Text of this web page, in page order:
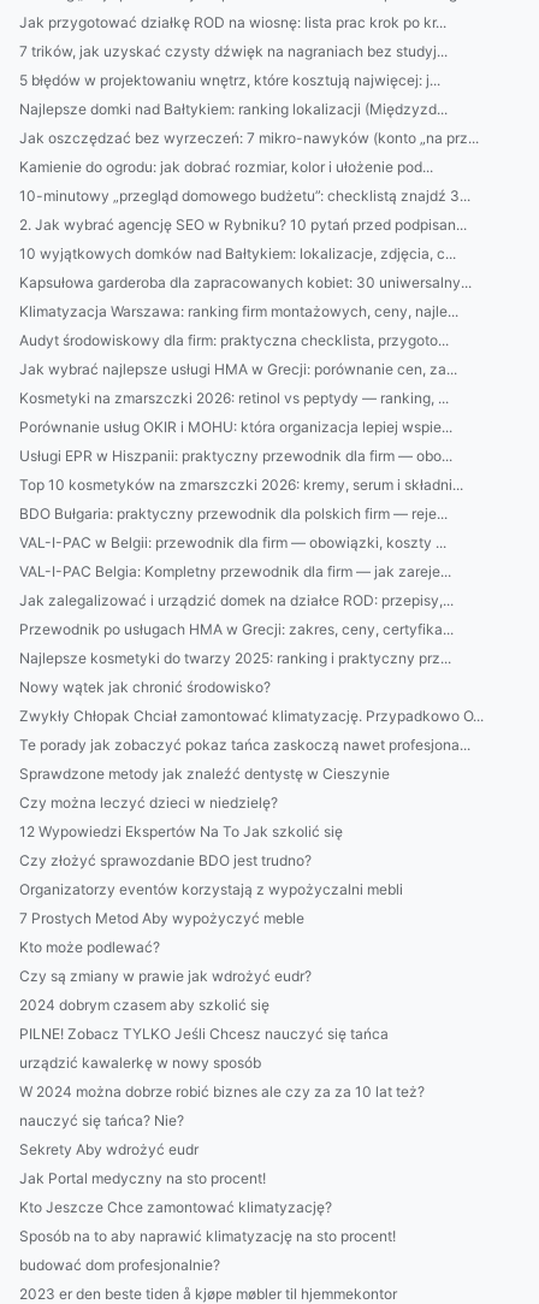
Jak przygotować działkę ROD na wiosnę: lista prac krok po kr...
7 trików, jak uzyskać czysty dźwięk na nagraniach bez studyj...
5 błędów w projektowaniu wnętrz, które kosztują najwięcej: j...
Najlepsze domki nad Bałtykiem: ranking lokalizacji (Międzyzd...
Jak oszczędzać bez wyrzeczeń: 7 mikro-nawyków (konto „na prz...
Kamienie do ogrodu: jak dobrać rozmiar, kolor i ułożenie pod...
10-minutowy „przegląd domowego budżetu”: checklistą znajdź 3...
2. Jak wybrać agencję SEO w Rybniku? 10 pytań przed podpisan...
10 wyjątkowych domków nad Bałtykiem: lokalizacje, zdjęcia, c...
Kapsułowa garderoba dla zapracowanych kobiet: 30 uniwersalny...
Klimatyzacja Warszawa: ranking firm montażowych, ceny, najle...
Audyt środowiskowy dla firm: praktyczna checklista, przygoto...
Jak wybrać najlepsze usługi HMA w Grecji: porównanie cen, za...
Kosmetyki na zmarszczki 2026: retinol vs peptydy — ranking, ...
Porównanie usług OKIR i MOHU: która organizacja lepiej wspie...
Usługi EPR w Hiszpanii: praktyczny przewodnik dla firm — obo...
Top 10 kosmetyków na zmarszczki 2026: kremy, serum i składni...
BDO Bułgaria: praktyczny przewodnik dla polskich firm — reje...
VAL-I-PAC w Belgii: przewodnik dla firm — obowiązki, koszty ...
VAL-I-PAC Belgia: Kompletny przewodnik dla firm — jak zareje...
Jak zalegalizować i urządzić domek na działce ROD: przepisy,...
Przewodnik po usługach HMA w Grecji: zakres, ceny, certyfika...
Najlepsze kosmetyki do twarzy 2025: ranking i praktyczny prz...
Nowy wątek jak chronić środowisko?
Zwykły Chłopak Chciał zamontować klimatyzację. Przypadkowo O...
Te porady jak zobaczyć pokaz tańca zaskoczą nawet profesjona...
Sprawdzone metody jak znaleźć dentystę w Cieszynie
Czy można leczyć dzieci w niedzielę?
12 Wypowiedzi Ekspertów Na To Jak szkolić się
Czy złożyć sprawozdanie BDO jest trudno?
Organizatorzy eventów korzystają z wypożyczalni mebli
7 Prostych Metod Aby wypożyczyć meble
Kto może podlewać?
Czy są zmiany w prawie jak wdrożyć eudr?
2024 dobrym czasem aby szkolić się
PILNE! Zobacz TYLKO Jeśli Chcesz nauczyć się tańca
urządzić kawalerkę w nowy sposób
W 2024 można dobrze robić biznes ale czy za za 10 lat też?
nauczyć się tańca? Nie?
Sekrety Aby wdrożyć eudr
Jak Portal medyczny na sto procent!
Kto Jeszcze Chce zamontować klimatyzację?
Sposób na to aby naprawić klimatyzację na sto procent!
budować dom profesjonalnie?
2023 er den beste tiden å kjøpe møbler til hjemmekontor